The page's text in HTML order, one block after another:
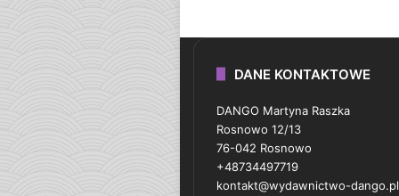
DANE KONTAKTOWE
DANGO Martyna Raszka
Rosnowo 12/13
76-042 Rosnowo
+48734497719
kontakt@wydawnictwo-dango.pl